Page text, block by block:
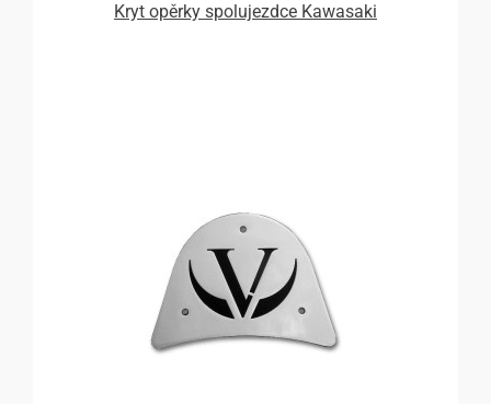
Kryt opěrky spolujezdce Kawasaki